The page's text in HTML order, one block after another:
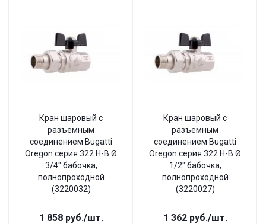
Кран шаровый с
разъемным
соединением Bugatti
Oregon серия 322 Н-В Ø
3/4" бабочка,
полнопроходной
(3220032)
1 858руб./шт.
Кран шаровый с
разъемным
соединением Bugatti
Oregon серия 322 Н-В Ø
1/2" бабочка,
полнопроходной
(3220027)
1 362руб./шт.